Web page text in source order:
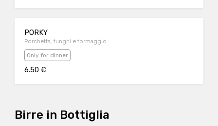
PORKY
Porchetta, funghi e formaggio
Only for dinner
6.50 €
Birre in Bottiglia